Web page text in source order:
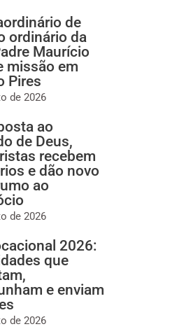
de
ordinário da
Maurício
missão em
Pires
de 2026
ao
de Deus,
recebem
e dão novo
ao
de 2026
2026:
que
e enviam
de 2026